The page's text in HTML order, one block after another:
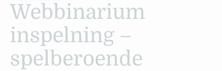
Webbinarium
inspelning –
spelberoende